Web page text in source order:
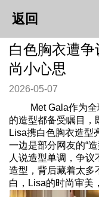
返回
白色胸衣遭
尚小心思
2026-05-07
Met Gala作为全
的造型都备受瞩目，
Lisa携白色胸衣造型
一边是部分网友的“
人说造型单调，争
造型，背后藏着太多
白，Lisa的时尚审美